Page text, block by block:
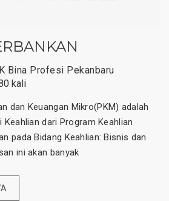
Bina Profesi Pekanbaru
kali
dan Keuangan Mikro(PKM) adalah
dari Program Keahlian
pada Bidang Keahlian: Bisnis dan
ini akan banyak